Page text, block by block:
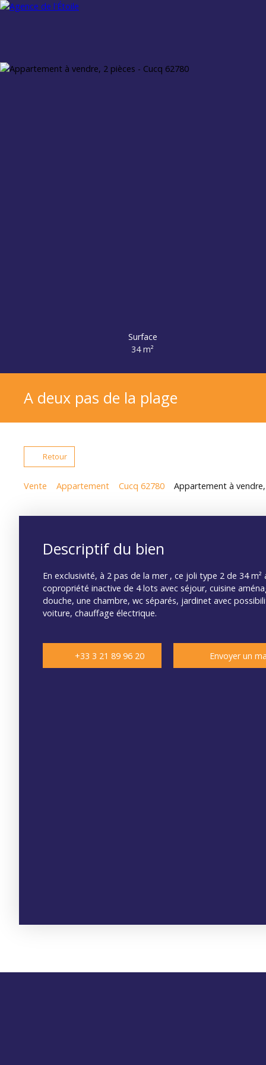
Surface
34m²
A deux pas de la plage
Retour
Vente Appartement Cucq 62780 Appartement à
Descriptif du bien
En exclusivité, à 2 pas de la mer , ce joli type 2 de 34 m²
copropriété inactive de 4 lots avec séjour, cuisine
douche, une chambre, wc séparés, jardinet avec
voiture, chauffage électrique.
+33 3 21 89 96 20 Envoyer un